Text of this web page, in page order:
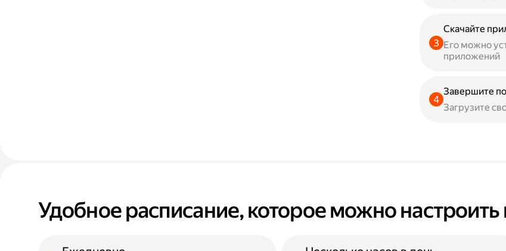
Скачайте
Его можно
приложений
Завершите
Загрузите
Удобное расписание, которое можно настроить